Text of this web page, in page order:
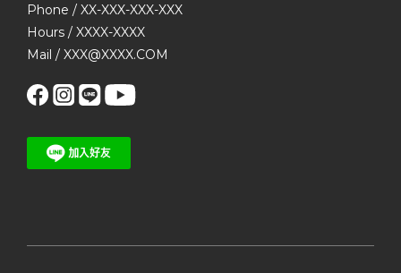
Phone / XX-XXX-XXX-XXX
Hours / XXXX-XXXX
Mail / XXX@XXXX.COM